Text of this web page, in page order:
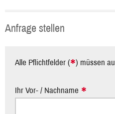
Anfrage stellen
Alle Pflichtfelder (*) müssen
Ihr Vor- / Nachname